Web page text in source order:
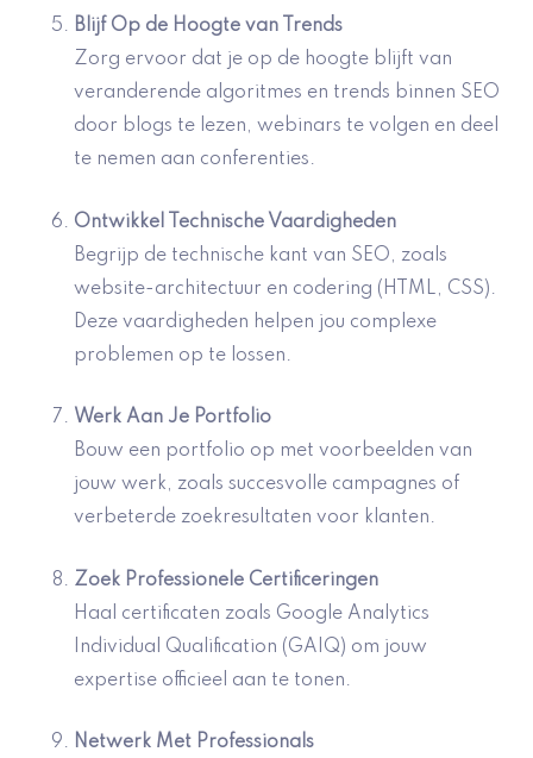
Blijf Op de Hoogte van Trends
Zorg ervoor dat je op de hoogte blijft van
veranderende algoritmes en trends binnen SEO
door blogs te lezen, webinars te volgen en deel
te nemen aan conferenties.
Ontwikkel Technische Vaardigheden
Begrijp de technische kant van SEO, zoals
website-architectuur en codering (HTML, CSS).
Deze vaardigheden helpen jou complexe
problemen op te lossen.
Werk Aan Je Portfolio
Bouw een portfolio op met voorbeelden van
jouw werk, zoals succesvolle campagnes of
verbeterde zoekresultaten voor klanten.
Zoek Professionele Certificeringen
Haal certificaten zoals Google Analytics
Individual Qualification (GAIQ) om jouw
expertise officieel aan te tonen.
Netwerk Met Professionals